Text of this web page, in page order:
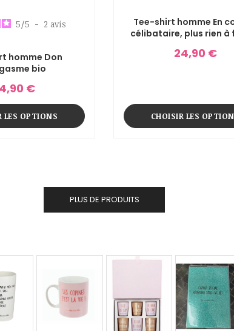
5/5 - 2 avis
homme Don
bio
€
LES OPTIONS
Tee-shirt homme En couple,
célibataire, plus rien à
24,90 €
CHOISIR LES
PLUS DE PRODUITS